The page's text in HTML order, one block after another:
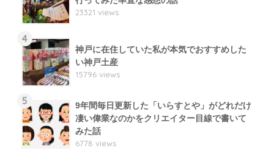
23321 views
4
神戸に在住していた私が本気でおすすめした
い神戸土産
15796 views
5
9年間毎日更新した「いらすとや」がどれだけ
凄い偉業なのかをクリエイター目線で書いて
みた話
6778 views